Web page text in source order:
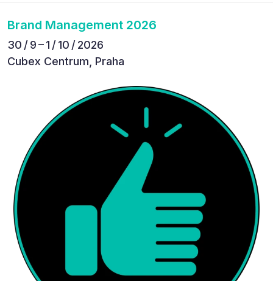
Brand Management 2026
30 / 9 – 1 / 10 / 2026
Cubex Centrum, Praha